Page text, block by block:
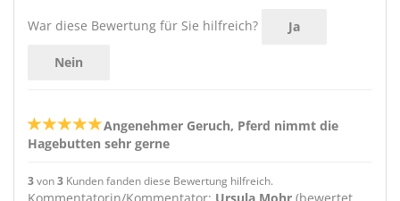
War diese Bewertung für Sie hilfreich? Ja
Nein
Angenehmer Geruch, Pferd nimmt die
Hagebutten sehr gerne
3von3 Kunden fanden diese Bewertung hilfreich.